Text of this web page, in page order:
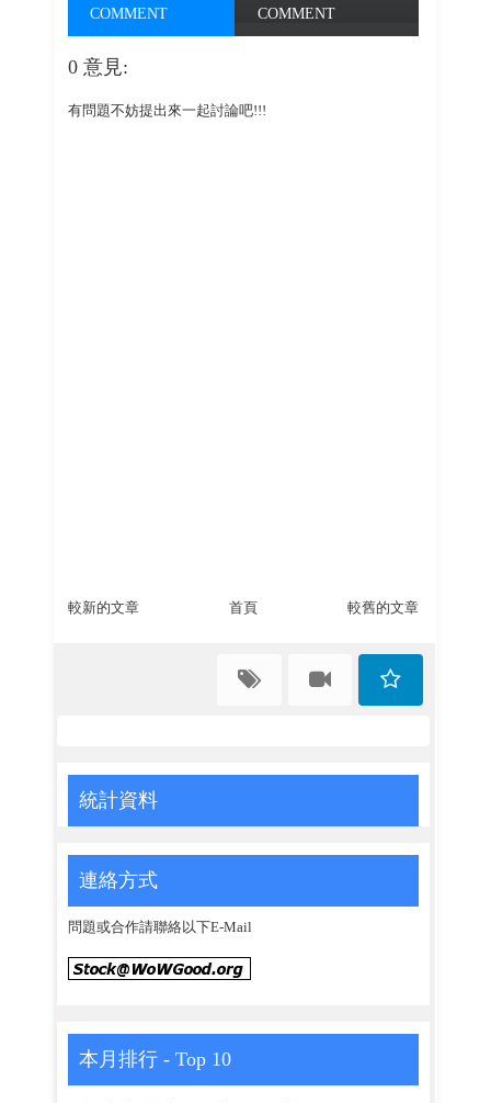
COMMENT
COMMENT
0 意見:
有問題不妨提出來一起討論吧!!!
較新的文章 較舊的文章
首頁
統計資料
連絡方式
問題或合作請聯絡以下E-Mail
本月排行 - Top 10